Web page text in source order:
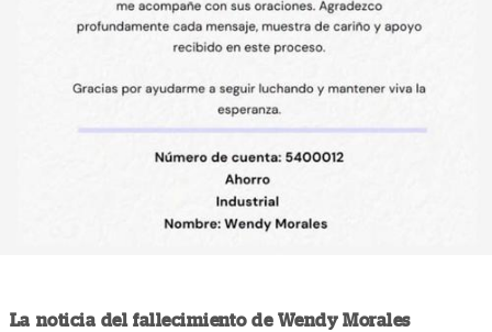
La noticia del fallecimiento de Wendy Morales